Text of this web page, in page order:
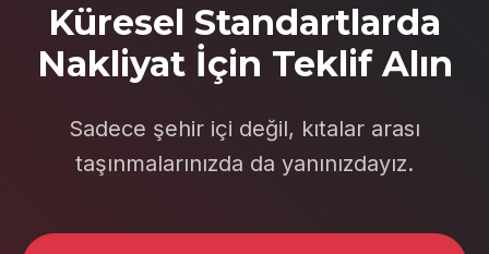
Küresel Standartlarda
Nakliyat İçin Teklif Alın
Sadece şehir içi değil, kıtalar arası
taşınmalarınızda da yanınızdayız.